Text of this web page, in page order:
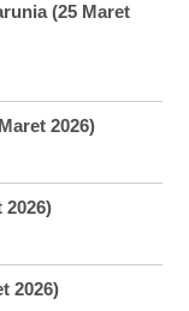
(25 Maret
2026)
2026)
2026)